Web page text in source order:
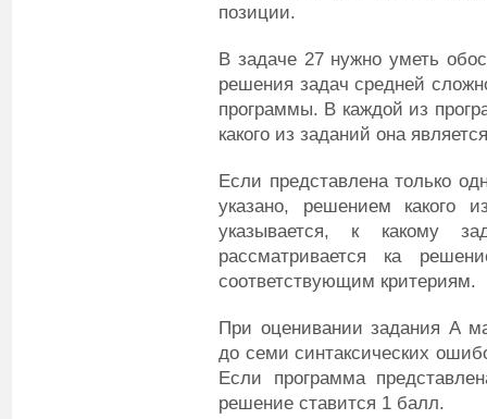
позиции.
В задаче 27 нужно уметь
решения задач средней
программы. В каждой из
какого из заданий она
Если представлена только
указано, решением какого
указывается, к какому
рассматривается ка
соответствующим критериям.
При оценивании задания А
до семи синтаксических
Если программа
решение ставится 1 балл.